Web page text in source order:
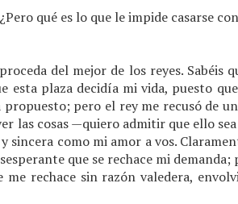
qué es lo que le impide casarse
del mejor de los reyes. Sabéis
esta plaza decidía mi vida, puesto
pero el rey me recusó de
las cosas —quiero admitir que ello
sincera como mi amor a vos.
que se rechace mi demanda;
rechace sin razón valedera,